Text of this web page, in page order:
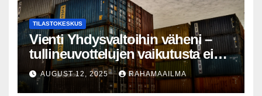
TILASTOKESKUS
Vienti Yhdysvaltoihin väheni –
tullineuvottelujen vaikutusta ei
silti näy
AUGUST 12, 2025 RAHAMAAILMA